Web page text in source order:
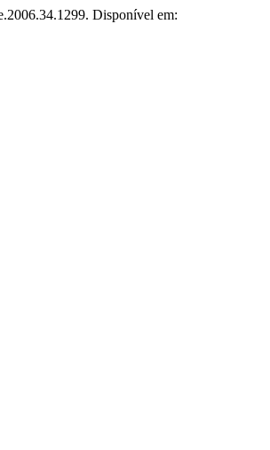
Disponível em: